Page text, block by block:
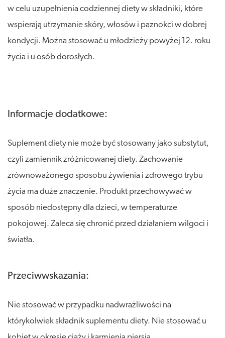
w celu uzupełnienia codziennej diety w składniki, które
wspierają utrzymanie skóry, włosów i paznokci w dobrej
kondycji. Można stosować u młodzieży powyżej 12. roku
życia i u osób dorosłych.
Informacje dodatkowe:
Suplement diety nie może być stosowany jako substytut,
czyli zamiennik zróżnicowanej diety. Zachowanie
zrównoważonego sposobu żywienia i zdrowego trybu
życia ma duże znaczenie. Produkt przechowywać w
sposób niedostępny dla dzieci, w temperaturze
pokojowej. Zaleca się chronić przed działaniem wilgoci i
światła.
Przeciwwskazania:
Nie stosować w przypadku nadwrażliwości na
którykolwiek składnik suplementu diety. Nie stosować u